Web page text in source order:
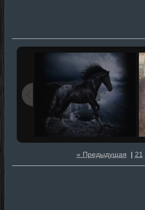
« Предыдущая | 21